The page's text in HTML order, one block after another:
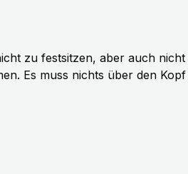
zu festsitzen, aber auch
Es muss nichts über den